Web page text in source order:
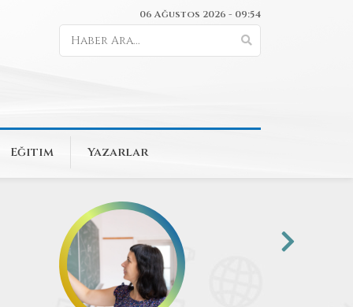
06 Ağustos 2026 - 09:54
Eğitim Yazarlar